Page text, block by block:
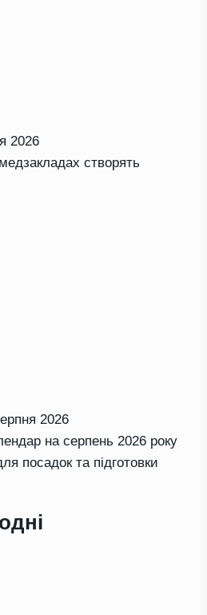
2026
створять
2026
на серпень 2026 року
посадок та підготовки